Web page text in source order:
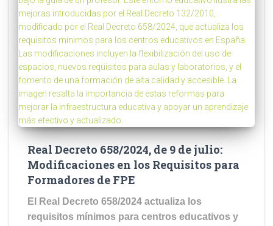
Real Decreto 658/2024, de 9 de julio:
Modificaciones en los Requisitos para
Formadores de FPE
El Real Decreto 658/2024 actualiza los
requisitos mínimos para centros educativos y